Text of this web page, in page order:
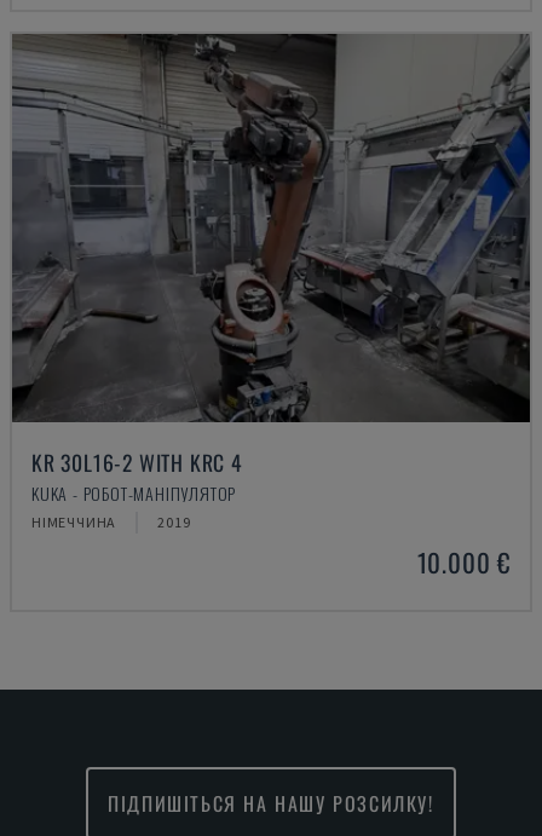
KR 30L16-2 WITH KRC 4
KUKA - РОБОТ-МАНІПУЛЯТОР
НІМЕЧЧИНА 2019
10.000 €
ПІДПИШІТЬСЯ НА НАШУ РОЗСИЛКУ!